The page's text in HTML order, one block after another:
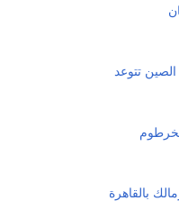
تتوعد
بالقاهرة